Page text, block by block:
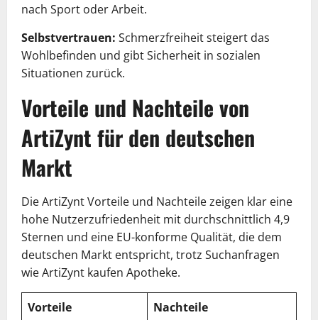
nach Sport oder Arbeit.
Selbstvertrauen: Schmerzfreiheit steigert das
Wohlbefinden und gibt Sicherheit in sozialen
Situationen zurück.
Vorteile und Nachteile von
ArtiZynt für den deutschen
Markt
Die ArtiZynt Vorteile und Nachteile zeigen klar eine
hohe Nutzerzufriedenheit mit durchschnittlich 4,9
Sternen und eine EU-konforme Qualität, die dem
deutschen Markt entspricht, trotz Suchanfragen
wie ArtiZynt kaufen Apotheke.
Vorteile
Nachteile